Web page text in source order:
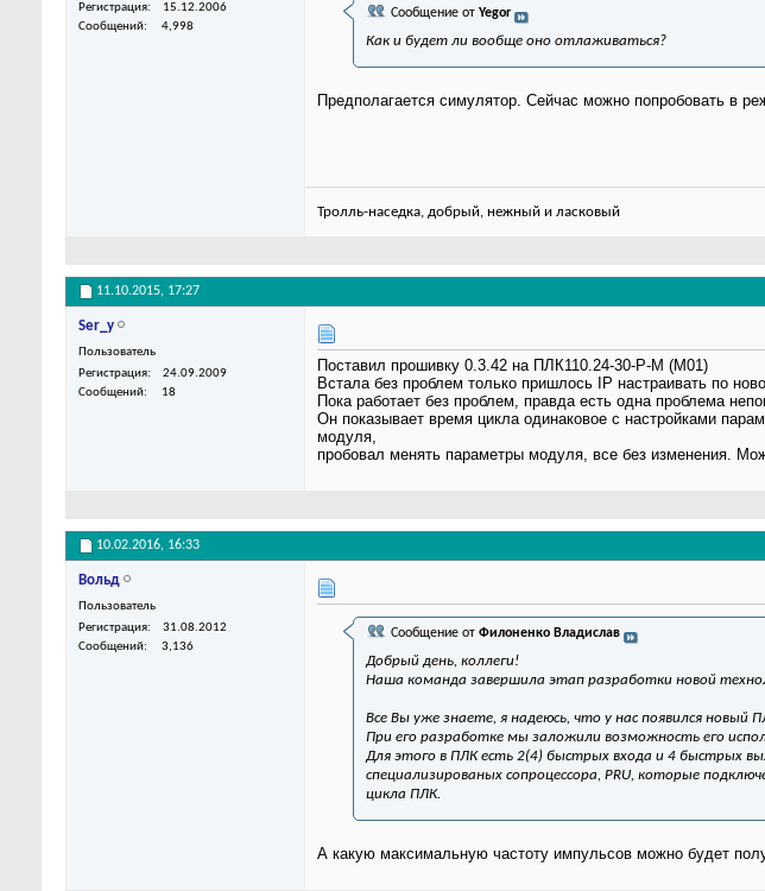
Регистрация
15.12.2006
Сообщений
4,998
Сообщение от Yegor
Как и будет ли вообще оно отлаживаться?
Предполагается симулятор. Сейчас можно попробовать в
Тролль-наседка, добрый, нежный и ласковый
11.10.2015, 17:27
Ser_y
Пользователь
Регистрация
24.09.2009
Сообщений
18
Поставил прошивку 0.3.42 на ПЛК110.24-30-Р-М (М01)
Встала без проблем только пришлось IP настраивать по
Пока работает без проблем, правда есть одна проблема
Он показывает время цикла одинаковое с настройками
модуля,
пробовал менять параметры модуля, все без изменения.
10.02.2016, 16:33
Вольд
Пользователь
Регистрация
31.08.2012
Сообщений
3,136
Сообщение от Филоненко Владислав
Добрый день, коллеги!
Наша команда завершила этап разработки новой
Все Вы уже знаете, я надеюсь, что у нас появился новый
При его разработке мы заложили возможность его
Для этого в ПЛК есть 2(4) быстрых входа и 4 быстрых
специализированых сопроцессора, PRU, которые
цикла ПЛК.
А какую максимальную частоту импульсов можно будет